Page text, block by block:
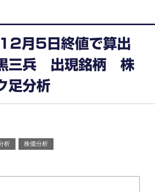
月5日終値で算出
三兵 出現銘柄 株
足分析
析 株価分析